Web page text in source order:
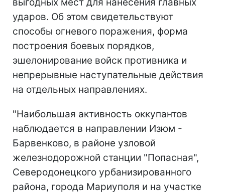
ударов. Об этом свидетельствуют
способы огневого поражения, форма
построения боевых порядков,
эшелонирование войск противника и
непрерывные наступательные действия
на отдельных направлениях.
"Наибольшая активность оккупантов
наблюдается в направлении Изюм -
Барвенково, в районе узловой
железнодорожной станции "Попасная",
Северодонецкого урбанизированного
района, города Мариуполя и на участке